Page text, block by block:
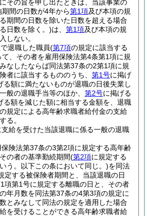
その旨を申し出たときは、当該事業の
間の日数が4年から第1項及び本項の規
期間の日数を除いた日数を超える場合
日数を除く。)は、 第1項及び本項の規
しない。
退職した職員(第7項の規定に該当する
て、その者を雇用保険法第4条第1項に規
なしたならば同法第37条の2第1項に規
者に該当するもののうち、 第1号に掲げ
る額に満たないものが退職の日後失業し
般の退職手当等のほか、 第2号に掲げる
る額を減じた額に相当する金額を、退職
規定による高年齢求職者給付金の支給
る。
給を受けた当該退職に係る一般の退職
険法第37条の3第2項に規定する高年齢
の者の基準勤続期間(第2項に規定する
う。以下この条において同じ。)を同法
定する被保険者期間と、当該退職の日
項第1号に規定する離職の日と、その者
年月数を同法第37条の4第3項の規定に
とみなして同法の規定を適用した場合
を受けることができる高年齢求職者給